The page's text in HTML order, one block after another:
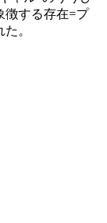
徴する存在=プ
。